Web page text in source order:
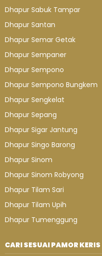
Dhapur Sabuk Tampar
Dhapur Santan
Dhapur Semar Getak
Dhapur Sempaner
Dhapur Sempono
Dhapur Sempono Bungkem
Dhapur Sengkelat
Dhapur Sepang
Dhapur Sigar Jantung
Dhapur Singo Barong
Dhapur Sinom
Dhapur Sinom Robyong
Dhapur Tilam Sari
Dhapur Tilam Upih
Dhapur Tumenggung
CARI SESUAI PAMOR KERIS